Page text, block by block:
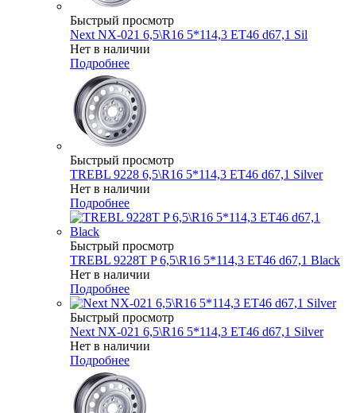
Быстрый просмотр
Next NX-021 6,5\R16 5*114,3 ET46 d67,1 Sil
Нет в наличии
Подробнее
Быстрый просмотр
TREBL 9228 6,5\R16 5*114,3 ET46 d67,1 Silver
Нет в наличии
Подробнее
Быстрый просмотр
TREBL 9228T P 6,5\R16 5*114,3 ET46 d67,1 Black
Нет в наличии
Подробнее
Быстрый просмотр
Next NX-021 6,5\R16 5*114,3 ET46 d67,1 Silver
Нет в наличии
Подробнее